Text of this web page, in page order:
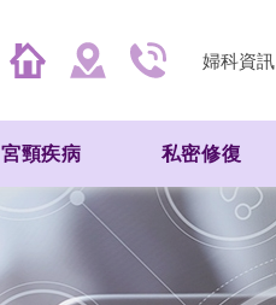
婦科資訊
宮頸疾病 私密修復